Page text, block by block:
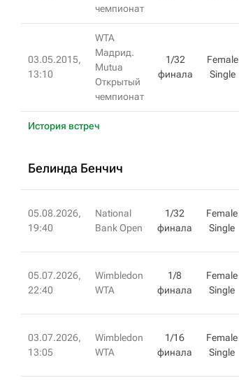
чемпионат
03.05.2015,
13:10
WTA
Мадрид.
Mutua
Открытый
чемпионат
1/32
финала
Female
Single
История встреч
Белинда Бенчич
05.08.2026,
19:40
National
Bank Open
1/32
финала
Female
Single
05.07.2026,
22:40
Wimbledon
WTA
1/8
финала
Female
Single
03.07.2026,
13:05
Wimbledon
WTA
1/16
финала
Female
Single